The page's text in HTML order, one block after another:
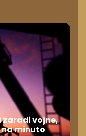
zaradi vojne,
na minuto